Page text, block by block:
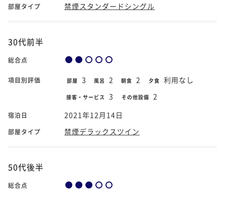
部屋タイプ 禁煙スタンダードシングル
30代前半
総合点
項目別評価 部屋 3 風呂 2 朝食 2 夕食 利用なし
接客・サービス 3 その他設備 2
宿泊日 2021年12月14日
部屋タイプ 禁煙デラックスツイン
50代後半
総合点